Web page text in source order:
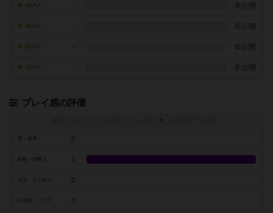
- 非公開
- 非公開
- 非公開
- 非公開
プレイ感の評価
※
0
戦略・判断力 1
0
0